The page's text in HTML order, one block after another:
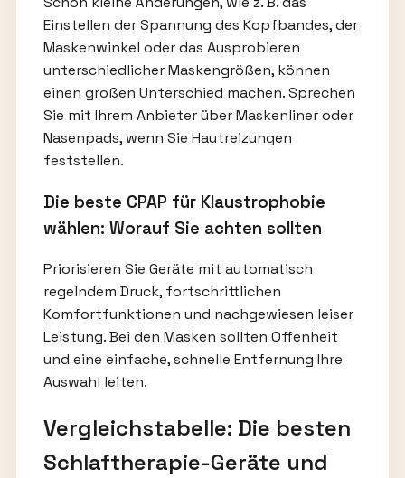
Einstellen der Spannung des Kopfbandes, der
Maskenwinkel oder das Ausprobieren
unterschiedlicher Maskengrößen, können
einen großen Unterschied machen. Sprechen
Sie mit Ihrem Anbieter über Maskenliner oder
Nasenpads, wenn Sie Hautreizungen
feststellen.
Die beste CPAP für Klaustrophobie
wählen: Worauf Sie achten sollten
Priorisieren Sie Geräte mit automatisch
regelndem Druck, fortschrittlichen
Komfortfunktionen und nachgewiesen leiser
Leistung. Bei den Masken sollten Offenheit
und eine einfache, schnelle Entfernung Ihre
Auswahl leiten.
Vergleichstabelle: Die besten
Schlaftherapie-Geräte und